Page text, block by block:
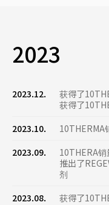
2023
2023.12.
获得了
获得了
2023.10.
10THERMA
2023.09.
10THERA
推出了
剂
2023.08.
获得了